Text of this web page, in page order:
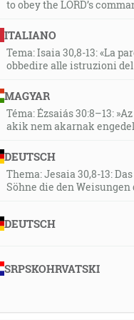
riekol Hospodin
muža,
požehnal, a jeho
zlorečiť do tvári! [Jb
viem, že môj vykupiteľ
tam, kde nebolo
to obey the LORD’s
ITALIANO
Tema: Isaia 30,8-13: «La
obbedire alle istruzioni del
MAGYAR
Téma: Ézsaiás 30:8–13:
akik nem akarnak
DEUTSCH
Thema: Jesaia 30,8-13:
Söhne die den
DEUTSCH
SRPSKOHRVATSKI